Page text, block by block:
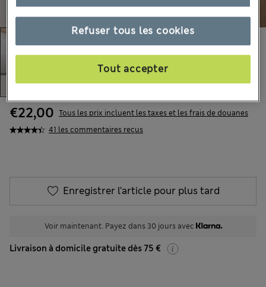
41 les commentaires reçus
€22,00 Tous les prix incluent les taxes et les frais de douanes
Enregistrer l’article pour plus tard
Voir maintenant. Payez dans 30 jours avec
Livraison à domicile gratuite dès 75 €
Refuser tous les cookies
Tout accepter